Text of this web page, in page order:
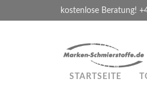
kostenlose Beratung!
STARTSEITE